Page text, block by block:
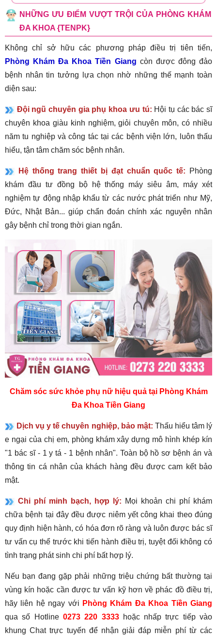
NHỮNG ƯU ĐIỂM VƯỢT TRỘI CỦA PHÒNG KHÁM
ĐA KHOA {TENPK}
Không chỉ sở hữu các phương pháp điều trị tiên tiến,
Phòng Khám Đa Khoa Tiền Giang còn được đông đảo
bệnh nhân tin tưởng lựa chọn nhờ những thế mạnh toàn
diện sau:
Đội ngũ chuyên gia phụ khoa ưu tú: Hội tụ các bác sĩ
chuyên khoa giàu kinh nghiệm, giỏi chuyên môn, có nhiều
năm tu nghiệp và công tác tại các bệnh viện lớn, luôn thấu
hiểu, tận tâm chăm sóc bệnh nhân.
Hệ thống trang thiết bị đạt chuẩn quốc tế:
Phòng
khám đầu tư đồng bộ hệ thống máy siêu âm, máy xét
nghiệm tự động nhập khẩu từ các nước phát triển như Mỹ,
Đức, Nhật Bản... giúp chẩn đoán chính xác nguyên nhân
gây bệnh chỉ trong thời gian ngắn.
Chăm sóc sức khỏe phụ nữ hiệu quả tại Phòng Khám
Đa Khoa Tiền Giang
Dịch vụ y tế chuyên nghiệp, bảo mật: Thấu hiểu tâm lý
e ngại của chị em, phòng khám xây dựng mô hình khép kín
"1 bác sĩ - 1 y tá - 1 bệnh nhân". Toàn bộ hồ sơ bệnh án và
thông tin cá nhân của khách hàng đều được cam kết bảo
mật.
Chi phí minh bạch, hợp lý: Mọi khoản chi phí khám
chữa bệnh tại đây đều được niêm yết công khai theo đúng
quy định hiện hành, có hóa đơn rõ ràng và luôn được bác sĩ
tư vấn cụ thể trước khi tiến hành điều trị, tuyệt đối không có
tình trạng phát sinh chi phí bất hợp lý.
Nếu bạn đang gặp phải những triệu chứng bất thường tại
vùng kín hoặc cần được tư vấn kỹ hơn về phác đồ điều trị,
hãy liên hệ ngay với Phòng Khám Đa Khoa Tiền Giang
qua số Hotline0273 220 3333 hoặc nhấp trực tiếp vào
khung Chat trực tuyến để nhận giải đáp miễn phí từ các